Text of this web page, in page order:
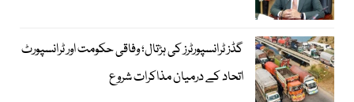
گڈز ٹرانسپورٹرز کی ہڑتال؛ وفاقی حکومت اور ٹرانسپورٹ
اتحاد کے درمیان مذاکرات شروع